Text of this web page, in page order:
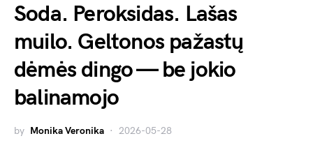
Soda. Peroksidas. Lašas
muilo. Geltonos pažastų
dėmės dingo — be jokio
balinamojo
by Monika Veronika 2026-05-28